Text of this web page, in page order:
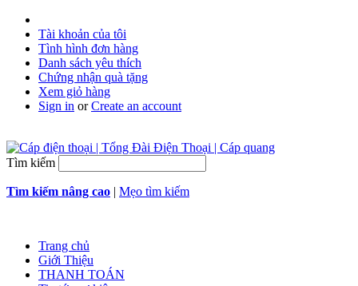
Tài khoản của tôi
Tình hình đơn hàng
Danh sách yêu thích
Chứng nhận quà tặng
Xem giỏ hàng
Sign in orCreate an account
Tìm kiếm
Tìm kiếm nâng cao | Mẹo tìm kiếm
Trang chủ
Giới Thiệu
THANH TOÁN